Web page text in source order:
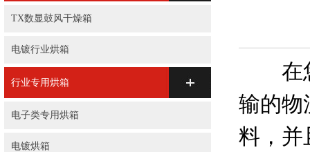
TX数显鼓风干燥箱
电镀行业烘箱
行业专用烘箱
电子类专用烘箱
电镀烘箱
在您
输的物
料，并